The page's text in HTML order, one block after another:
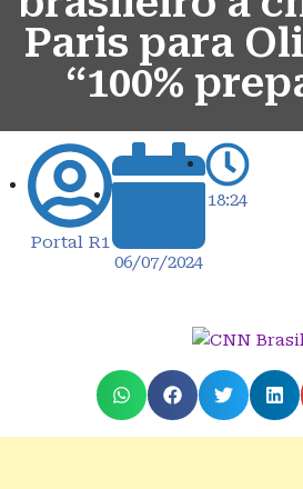
Paris para
“100%
Portal R1
06/07/2024
18:24